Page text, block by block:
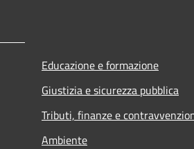
Educazione e formazione
Giustizia e sicurezza pubblica
Tributi, finanze e
Ambiente